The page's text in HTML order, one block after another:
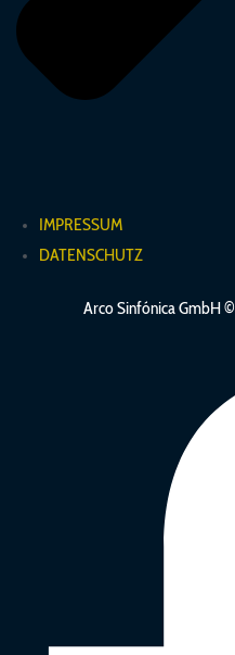
IMPRESSUM
DATENSCHUTZ
Arco Sinfónica GmbH ©